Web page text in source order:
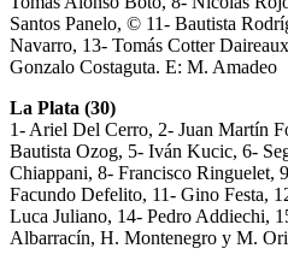
Santos Panelo, © 11- Bautista
Navarro, 13- Tomás Cotter
Gonzalo Costaguta. E: M. Amadeo
La Plata (30)
1- Ariel Del Cerro, 2- Juan Martín
Bautista Ozog, 5- Iván Kucic, 6-
Chiappani, 8- Francisco Ringuelet,
Facundo Defelito, 11- Gino Festa,
Luca Juliano, 14- Pedro Addiechi,
Albarracín, H. Montenegro y M.